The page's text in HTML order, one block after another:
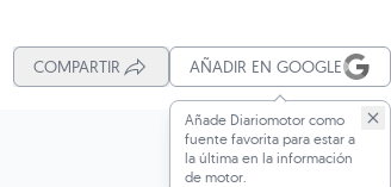
COMPARTIR AÑADIR EN GOOGLE
Añade Diariomotor como
fuente favorita para estar a
la última en la información
de motor.